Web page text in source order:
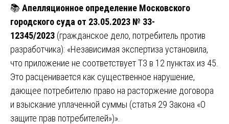
📚 Апелляционное определение Московского
городского суда от 23.05.2023 № 33-
12345/2023 (гражданское дело, потребитель против
разработчика): «Независимая экспертиза установила,
что приложение не соответствует ТЗ в 12 пунктах из 45.
Это расценивается как существенное нарушение,
дающее потребителю право на расторжение договора
и взыскание уплаченной суммы (статья 29 Закона «О
защите прав потребителей»)».